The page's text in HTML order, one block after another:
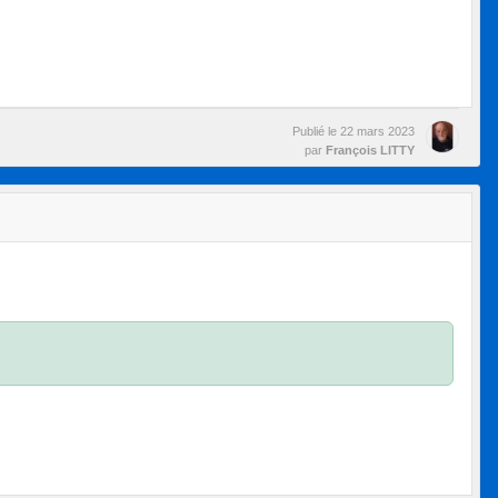
Publié le 22 mars 2023
par François LITTY